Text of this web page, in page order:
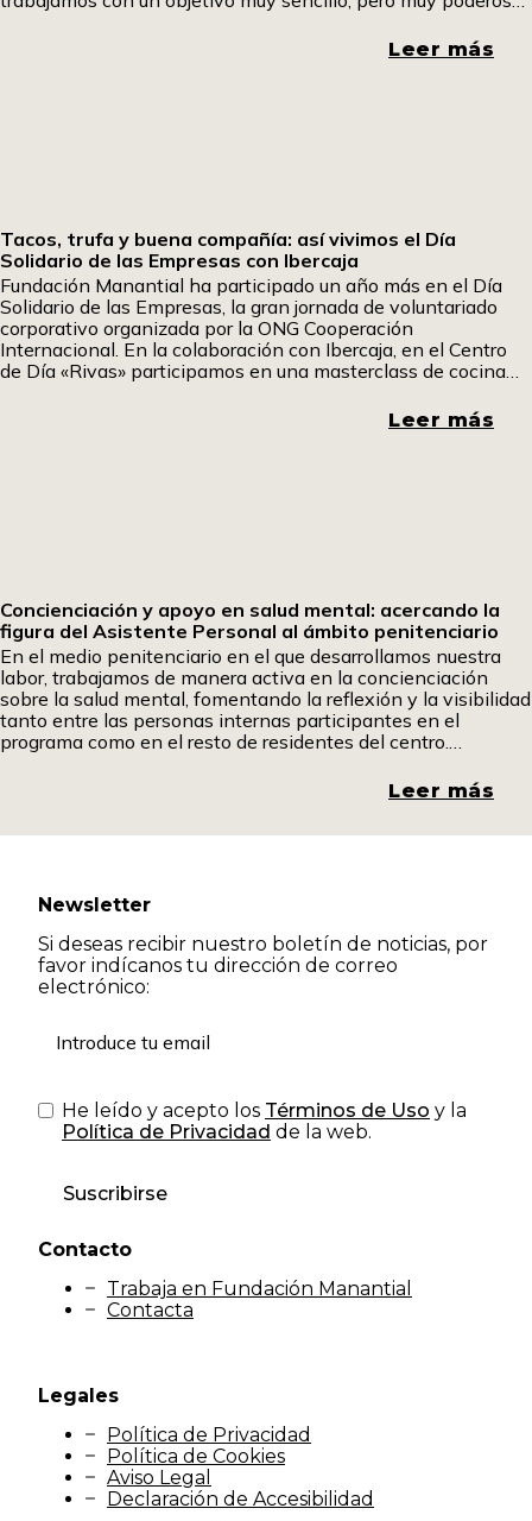
Leer más
Tacos, trufa y buena compañía: así vivimos el Día
Solidario de las Empresas con Ibercaja
Fundación Manantial ha participado un año más en el Día
Solidario de las Empresas, la gran jornada de voluntariado
corporativo organizada por la ONG Cooperación
Internacional. En la colaboración con Ibercaja, en el Centro
de Día «Rivas» participamos en una masterclass de cocina
sándwiches especiales. Uno de los participantes ha querido
Leer más
Concienciación y apoyo en salud mental: acercando la
figura del Asistente Personal al ámbito penitenciario
En el medio penitenciario en el que desarrollamos nuestra
labor, trabajamos de manera activa en la concienciación
sobre la salud mental, fomentando la reflexión y la visibilidad
tanto entre las personas internas participantes en el
programa como en el resto de residentes del centro.
fundamental para romper estigmas y generar una mirada
Leer más
Newsletter
Si deseas recibir nuestro boletín de noticias, por
favor indícanos tu dirección de correo
electrónico:
He leído y acepto los Términos de Uso y la
Política de Privacidad de la web.
Suscribirse
Contacto
Trabaja en Fundación Manantial
Contacta
Legales
Política de Privacidad
Política de Cookies
Aviso Legal
Declaración de Accesibilidad